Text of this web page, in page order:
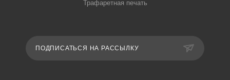
Трафаретная печать
ПОДПИСАТЬСЯ НА РАССЫЛКУ